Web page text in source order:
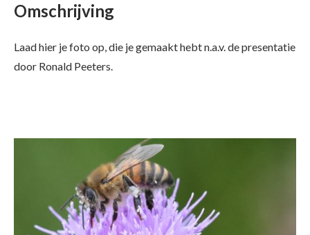
Omschrijving
Laad hier je foto op, die je gemaakt hebt n.a.v. de presentatie
door Ronald Peeters.